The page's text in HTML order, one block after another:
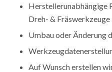
Herstellerunabhängige
Dreh- & Fräswerkzeuge
Umbau oder Änderung
Auf Wunsch erstellen